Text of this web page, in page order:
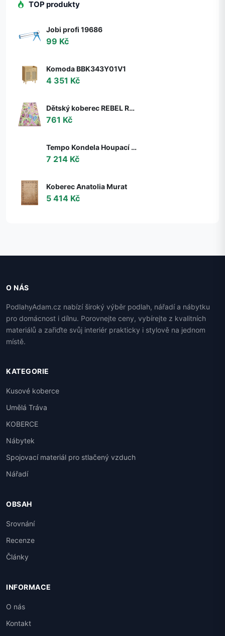
TOP produkty
Jobi profi 19686
99 Kč
Komoda BBK343Y01V1
4 351 Kč
Dětský koberec REBEL ROADS Sweet town 26 Cukrovinky, protiskluzový - růžový / zelený
761 Kč
Tempo Kondela Houpací křeslo s podnoží TALMAN, ořech
7 214 Kč
Koberec Anatolia Murat
5 414 Kč
O NÁS
PodlahyAdam.cz nabízí široký výběr podlah, nářadí a nábytku
pro domácnost i dílnu. Porovnejte ceny, vybírejte z kvalitních
materiálů a zařiďte svůj interiér prakticky i stylově na jednom
místě.
KATEGORIE
Kusové koberce
Umělá Tráva
KOBERCE
Nábytek
Spojovací materiál pro stlačený vzduch
Nářadí
OBSAH
Srovnání
Recenze
Články
INFORMACE
O nás
Kontakt